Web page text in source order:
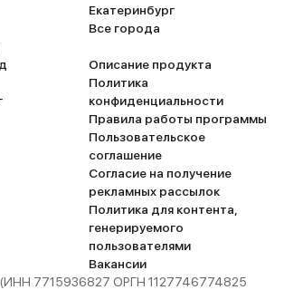
Екатеринбург
Все города
Описание продукта
Политика
конфиденциальности
Правила работы программы
Пользовательское
соглашение
Согласие на получение
рекламных рассылок
Политика для контента,
генерируемого
пользователями
Вакансии
7715936827 ОРГН 1127746774825